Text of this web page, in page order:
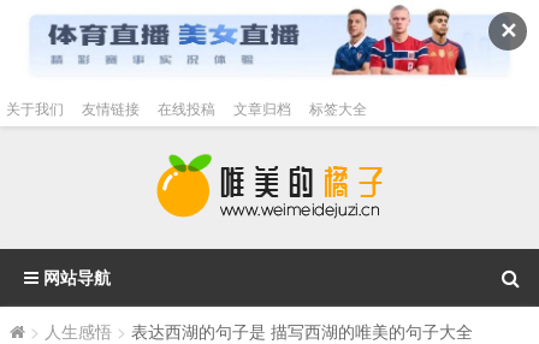
✕
关于我们 友情链接 在线投稿 文章归档 标签大全
网站导航
> 人生感悟 > 表达西湖的句子是 描写西湖的唯美的句子大全